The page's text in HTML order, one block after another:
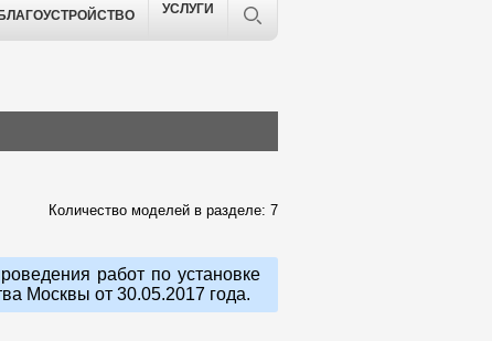
УСЛУГИ
Количество моделей в разделе: 7
работ по установке
Москвы от 30.05.2017 года.